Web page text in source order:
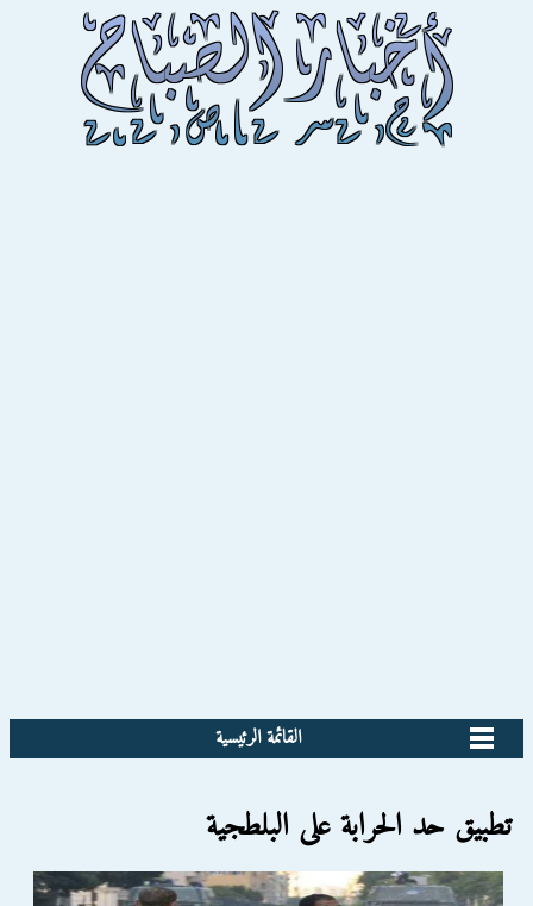
القائمة الرئيسية
تطبيق حد الحرابة على البلطجية